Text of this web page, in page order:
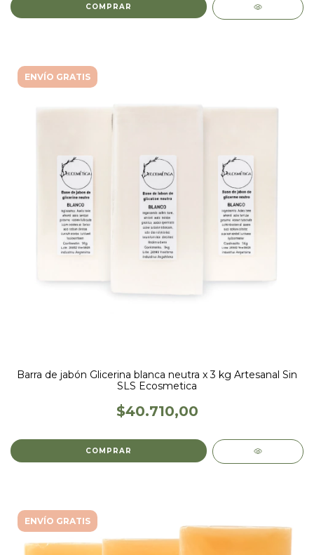
ENVÍO GRATIS
Barra de jabón Glicerina blanca neutra x 3 kg Artesanal Sin
SLS Ecosmetica
$40.710,00
ENVÍO GRATIS